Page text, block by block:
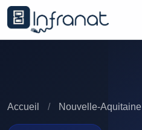
Accueil / Nouvelle-Aquitaine